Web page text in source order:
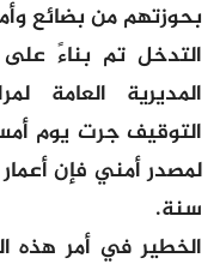
بحوزتهم من بضائع
التدخل تم بناءً
المديرية العامة
سنة.
الخطير في أمر هذه